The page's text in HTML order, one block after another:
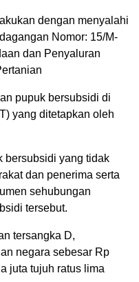
dengan menyalahi
Nomor: 15/M-
dan Penyaluran
pupuk bersubsidi di
yang ditetapkan oleh
bersubsidi yang tidak
dan penerima serta
sehubungan
tersebut.
tersangka D,
negara sebesar Rp
juta tujuh ratus lima